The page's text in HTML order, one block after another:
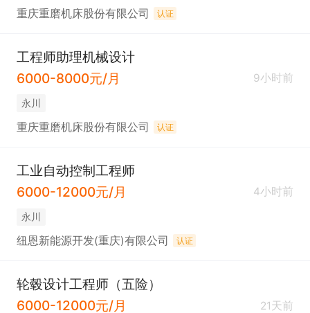
重庆重磨机床股份有限公司 认证
工程师助理机械设计
6000-8000元/月
9小时前
永川
重庆重磨机床股份有限公司 认证
工业自动控制工程师
6000-12000元/月
4小时前
永川
纽恩新能源开发(重庆)有限公司 认证
轮毂设计工程师（五险）
6000-12000元/月
21天前